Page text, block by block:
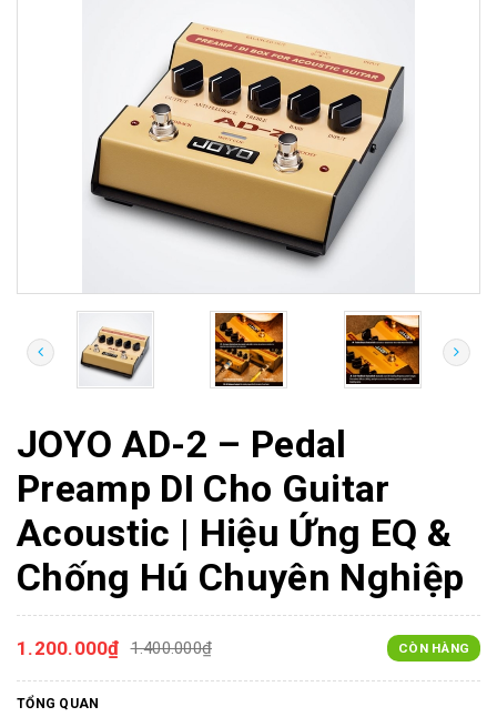
JOYO AD-2 – Pedal
Preamp DI Cho Guitar
Acoustic | Hiệu Ứng EQ &
Chống Hú Chuyên Nghiệp
1.200.000₫ 1.400.000₫ CÒN HÀNG
TỔNG QUAN